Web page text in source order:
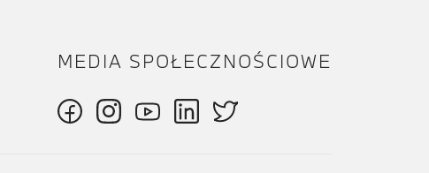
MEDIA SPOŁECZNOŚCIOWE